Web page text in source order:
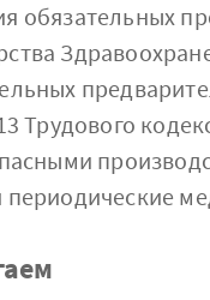
обязательных
Трудового